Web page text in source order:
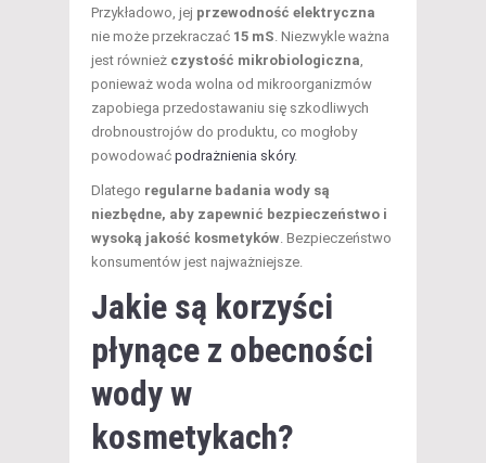
Przykładowo, jej przewodność elektryczna
nie może przekraczać 15 mS. Niezwykle ważna
jest również czystość mikrobiologiczna,
ponieważ woda wolna od mikroorganizmów
zapobiega przedostawaniu się szkodliwych
drobnoustrojów do produktu, co mogłoby
powodować podrażnienia skóry.
Dlatego regularne badania wody są
niezbędne, aby zapewnić bezpieczeństwo i
wysoką jakość kosmetyków. Bezpieczeństwo
konsumentów jest najważniejsze.
Jakie są korzyści
płynące z obecności
wody w
kosmetykach?